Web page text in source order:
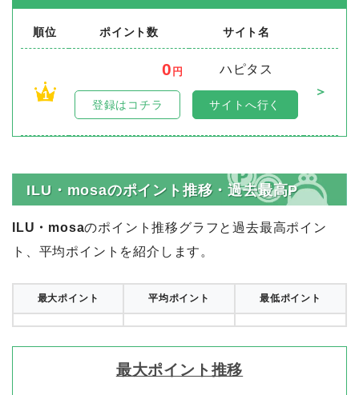
順位 ポイント数 サイト名
1
0 円
ハピタス
＞
登録はコチラ サイトへ行く
ILU・mosaのポイント推移・過去最高P
ILU・mosaのポイント推移グラフと過去最高ポイン
ト、平均ポイントを紹介します。
最大ポイント 平均ポイント 最低ポイント
最大ポイント推移